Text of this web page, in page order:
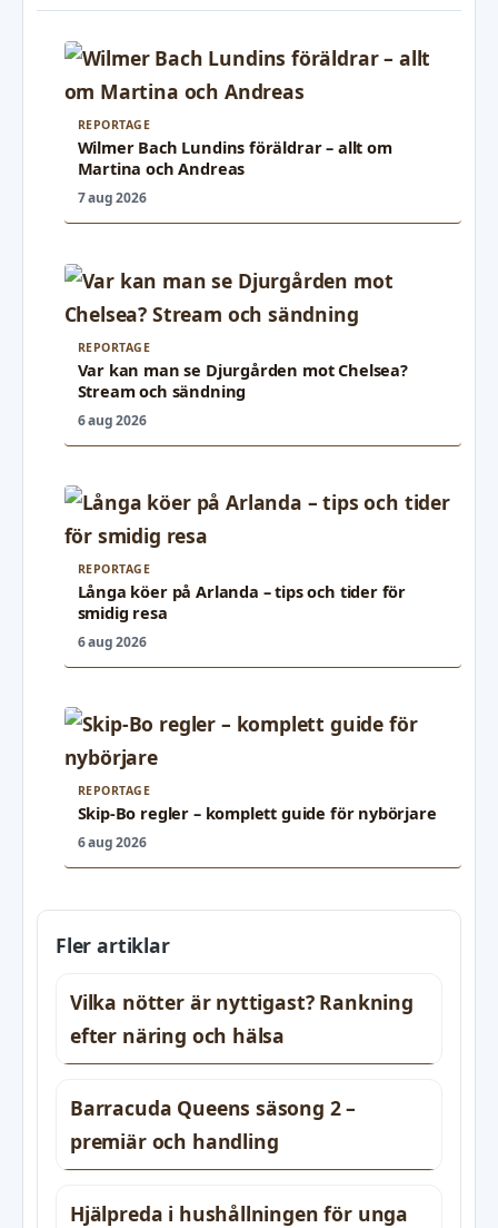
REPORTAGE
Wilmer Bach Lundins föräldrar – allt om
Martina och Andreas
7 aug 2026
REPORTAGE
Var kan man se Djurgården mot Chelsea?
Stream och sändning
6 aug 2026
REPORTAGE
Långa köer på Arlanda – tips och tider för
smidig resa
6 aug 2026
REPORTAGE
Skip-Bo regler – komplett guide för nybörjare
6 aug 2026
Fler artiklar
Vilka nötter är nyttigast? Rankning
efter näring och hälsa
Barracuda Queens säsong 2 –
premiär och handling
Hjälpreda i hushållningen för unga